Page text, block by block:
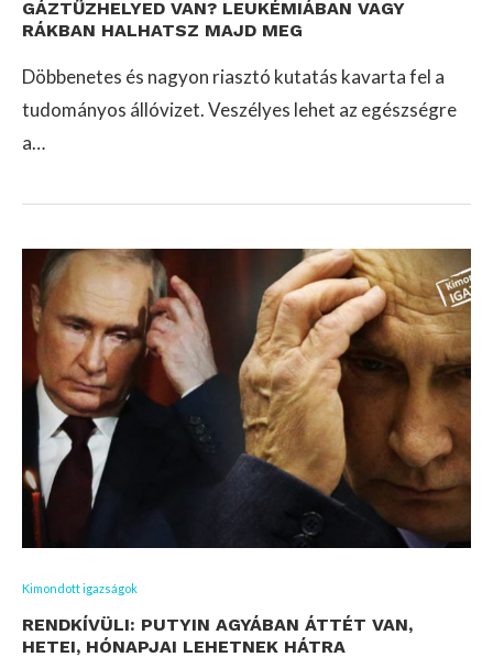
GÁZTŰZHELYED VAN? LEUKÉMIÁBAN VAGY
RÁKBAN HALHATSZ MAJD MEG
Döbbenetes és nagyon riasztó kutatás kavarta fel a
tudományos állóvizet. Veszélyes lehet az egészségre
a…
Kimondott igazságok
RENDKÍVÜLI: PUTYIN AGYÁBAN ÁTTÉT VAN,
HETEI, HÓNAPJAI LEHETNEK HÁTRA